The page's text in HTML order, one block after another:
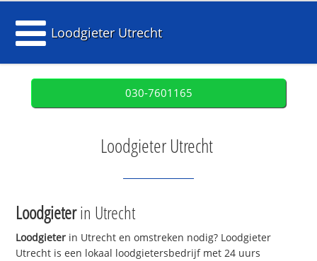
Loodgieter Utrecht
030-7601165
Loodgieter Utrecht
Loodgieterin Utrecht
Loodgieter in Utrecht en omstreken nodig? Loodgieter
Utrecht is een lokaal loodgietersbedrijf met 24 uurs